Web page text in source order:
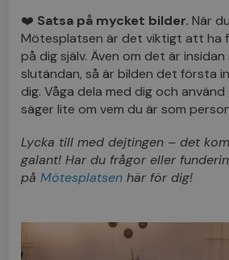
❤️ Satsa på mycket bilder. När
Mötesplatsen är det viktigt att ha
på dig själv. Även om det är insidan
slutändan, så är bilden det första
dig. Våga dela med dig och
säger lite om vem du är som
Lycka till med dejtingen – det
galant! Har du frågor eller
påMötesplatsen här för dig!